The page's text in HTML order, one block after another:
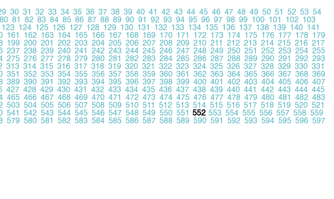
30 31 32 33 34 35 36 37 38 39 40 41 42 43 44 45 46 47 48 49 50 51 52 53 54
80 81 82 83 84 85 86 87 88 89 90 91 92 93 94 95 96 97 98 99 100 101 102 103
123 124 125 126 127 128 129 130 131 132 133 134 135 136 137 138 139 140 141
161 162 163 164 165 166 167 168 169 170 171 172 173 174 175 176 177 178 179
199 200 201 202 203 204 205 206 207 208 209 210 211 212 213 214 215 216 217
237 238 239 240 241 242 243 244 245 246 247 248 249 250 251 252 253 254 255
275 276 277 278 279 280 281 282 283 284 285 286 287 288 289 290 291 292 293
313 314 315 316 317 318 319 320 321 322 323 324 325 326 327 328 329 330 331
351 352 353 354 355 356 357 358 359 360 361 362 363 364 365 366 367 368 369
389 390 391 392 393 394 395 396 397 398 399 400 401 402 403 404 405 406 407
427 428 429 430 431 432 433 434 435 436 437 438 439 440 441 442 443 444 445
465 466 467 468 469 470 471 472 473 474 475 476 477 478 479 480 481 482 483
503 504 505 506 507 508 509 510 511 512 513 514 515 516 517 518 519 520 521
541 542 543 544 545 546 547 548 549 550 551 552 553 554 555 556 557 558 559
579 580 581 582 583 584 585 586 587 588 589 590 591 592 593 594 595 596 597